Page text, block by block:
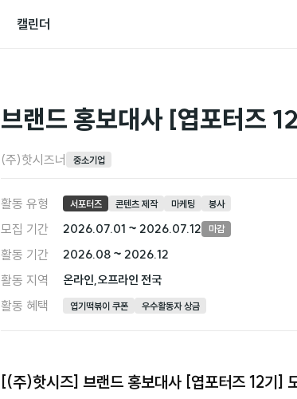
캘린더
브랜드 홍보대사 [엽포터즈
(주)핫시즈너 중소기업
활동 유형 서포터즈 콘텐츠 제작 마케팅 봉사
모집 기간 2026.07.01 ~ 2026.07.12 마감
활동 기간 2026.08 ~ 2026.12
활동 지역 온라인,오프라인 전국
활동 혜택 엽기떡볶이 쿠폰 우수활동자 상금
[(주)핫시즈] 브랜드 홍보대사 [엽포터즈 12기]